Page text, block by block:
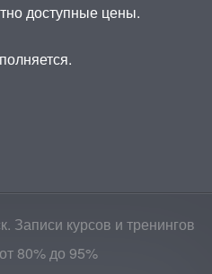
доступные цены.
курсов и тренингов
80% до 95%